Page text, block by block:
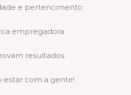
e pertencimento
empregadora
resultados
estar com a gente!